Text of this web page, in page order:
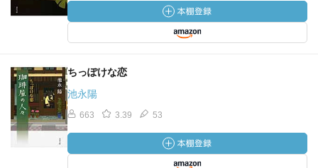
ちっぽけな恋
池永陽
663 3.39 53